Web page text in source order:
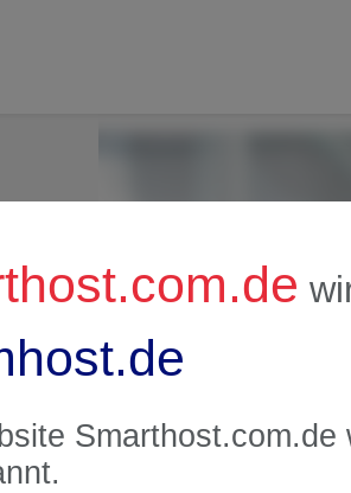
Smarthost.com.de